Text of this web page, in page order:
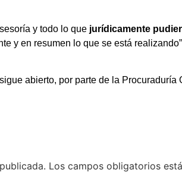
y todo lo que jurídicamente
y en resumen lo que se está
abierto, por parte de la Procuraduría
Los campos obligatorios